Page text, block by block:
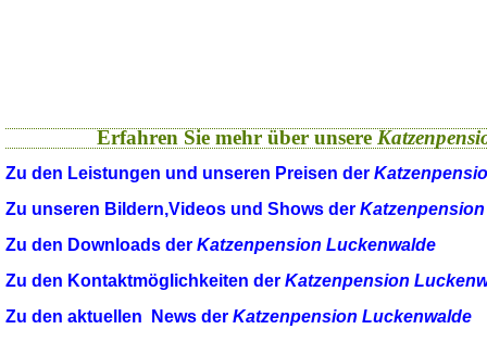
Erfahren Sie mehr über unsere
Zu den Leistungen und unseren Preisen der
Zu unseren Bildern,Videos und Shows der
Zu den Downloads der Katzenpension Luckenwalde
Zu den Kontaktmöglichkeiten der Katzenpension
Zu den aktuellen News der Katzenpension Luckenwalde